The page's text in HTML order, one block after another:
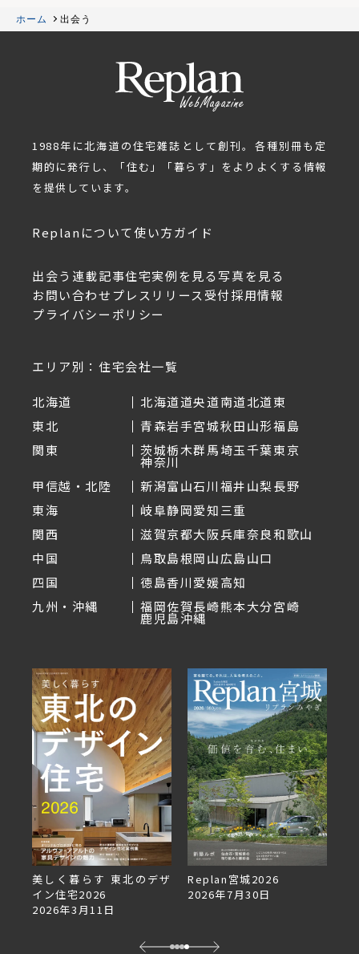
ホーム 出会う
1988年に北海道の住宅雑誌として創刊。各種別冊も定
期的に発行し、「住む」「暮らす」をよりよくする情報
を提供しています。
Replanについて使い方ガイド
出会う 連載記事住宅実例を見る写真を見る
お問い合わせ プレスリリース受付採用情報
プライバシーポリシー
エリア別：住宅会社一覧
北海道 北海道道央道南道北道東
東北
青森岩手宮城秋田山形福島
関東
茨城栃木群馬埼玉千葉東京
神奈川
甲信越・北陸
新潟富山石川福井山梨長野
東海
岐阜静岡愛知三重
関西
滋賀京都大阪兵庫奈良和歌山
中国
鳥取島根岡山広島山口
四国
徳島香川愛媛高知
九州・沖縄
福岡佐賀長崎熊本大分宮崎
鹿児島沖縄
美しく暮らす 東北のデザ
イン住宅2026
2026年3月11日
Replan宮城2026
2026年7月30日